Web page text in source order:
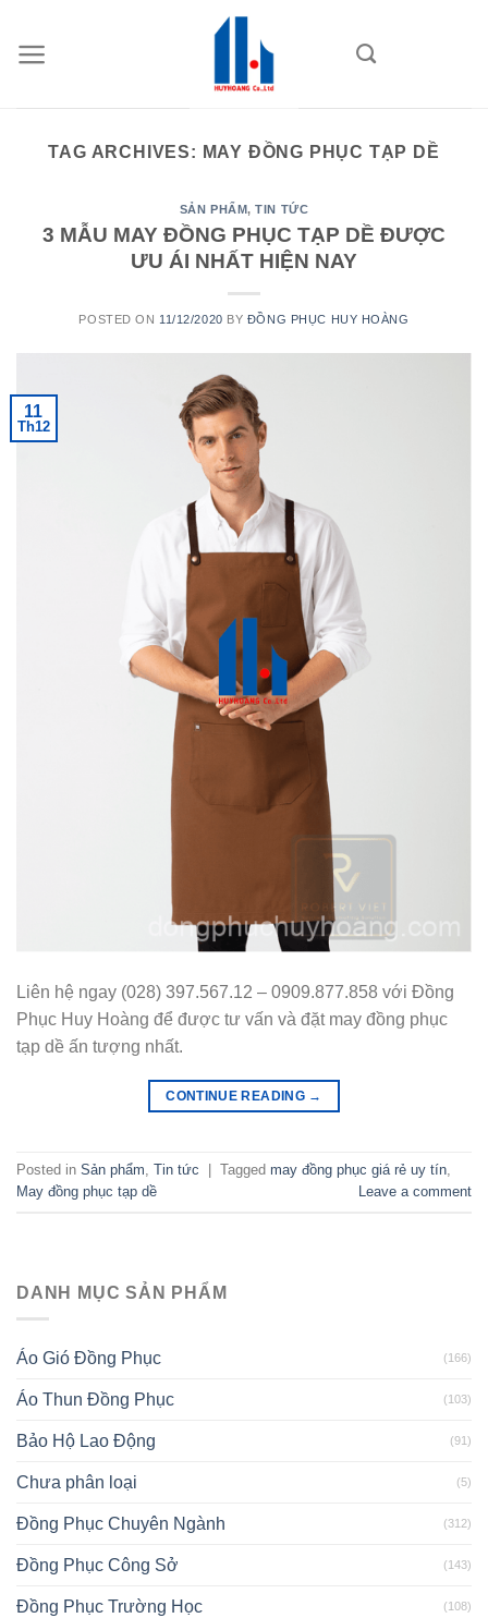
content
TAG ARCHIVES: MAY ĐỒNG PHỤC TẠP DỀ
SẢN PHẨM,TIN TỨC
3 MẪU MAY ĐỒNG PHỤC TẠP DỀ ĐƯỢC
ƯU ÁI NHẤT HIỆN NAY
POSTED ON 11/12/2020 BY ĐỒNG PHỤC HUY HOÀNG
11
Th12
Liên hệ ngay (028) 397.567.12 – 0909.877.858 với Đồng
Phục Huy Hoàng để được tư vấn và đặt may đồng phục
tạp dề ấn tượng nhất.
CONTINUE READING →
Posted in Sản phẩm Tin tức Tagged may đồng phục giá rẻ uy tín
May đồng phục tạp dề
Leave a comment
DANH MỤC SẢN PHẨM
Áo Gió Đồng Phục (166)
Áo Thun Đồng Phục (103)
Bảo Hộ Lao Động (91)
Chưa phân loại (5)
Đồng Phục Chuyên Ngành (312)
Đồng Phục Công Sở (143)
Đồng Phục Trường Học (108)